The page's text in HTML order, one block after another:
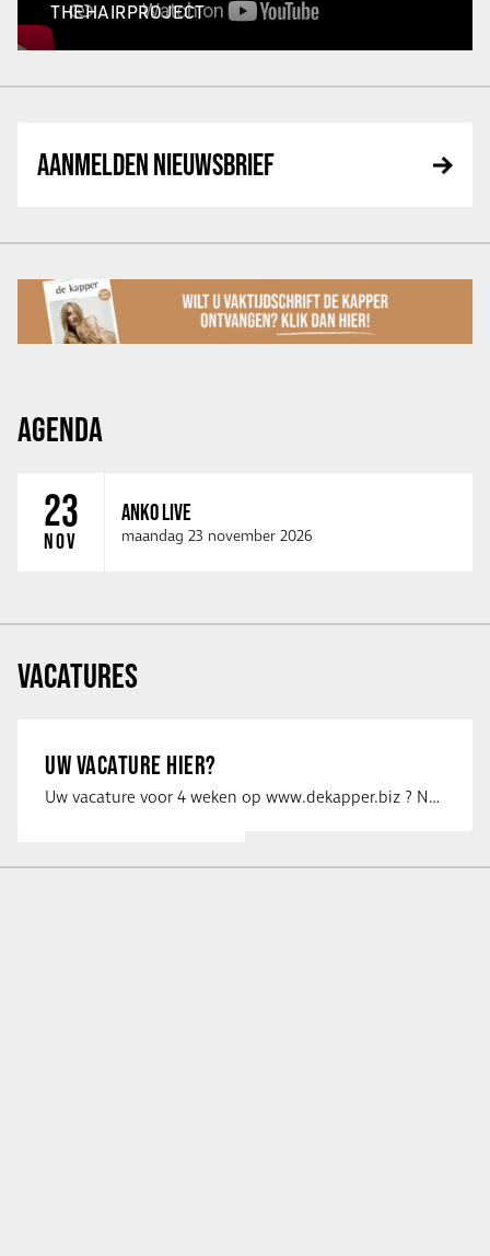
THEHAIRPROJECT
AANMELDEN NIEUWSBRIEF
AGENDA
23
NOV
ANKO LIVE
maandag 23 november 2026
VACATURES
UW VACATURE HIER?
Uw vacature voor 4 weken op www.dekapper.biz ? Neem dan contact op met Maaike …